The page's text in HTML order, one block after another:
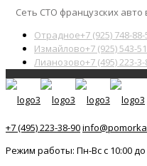
Сеть СТО французских авто
Отрадное+7 (925) 748-88-
Измайлово+7 (925) 543-
Лианозово+7 (495) 223-
+7 (495) 223-38-90
Режим работы: Пн-Вс с 10:00 до